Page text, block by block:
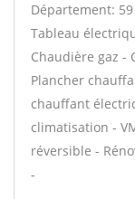
Département: 59
Tableau
Chaudière gaz -
Plancher
chauffant
climatisation -
réversible -
-